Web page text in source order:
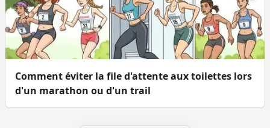
Comment éviter la file d'attente aux toilettes lors
d'un marathon ou d'un trail